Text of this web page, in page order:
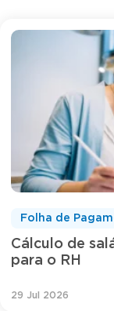
Cálculo de
para o RH
Folha de
29 Jul 2026